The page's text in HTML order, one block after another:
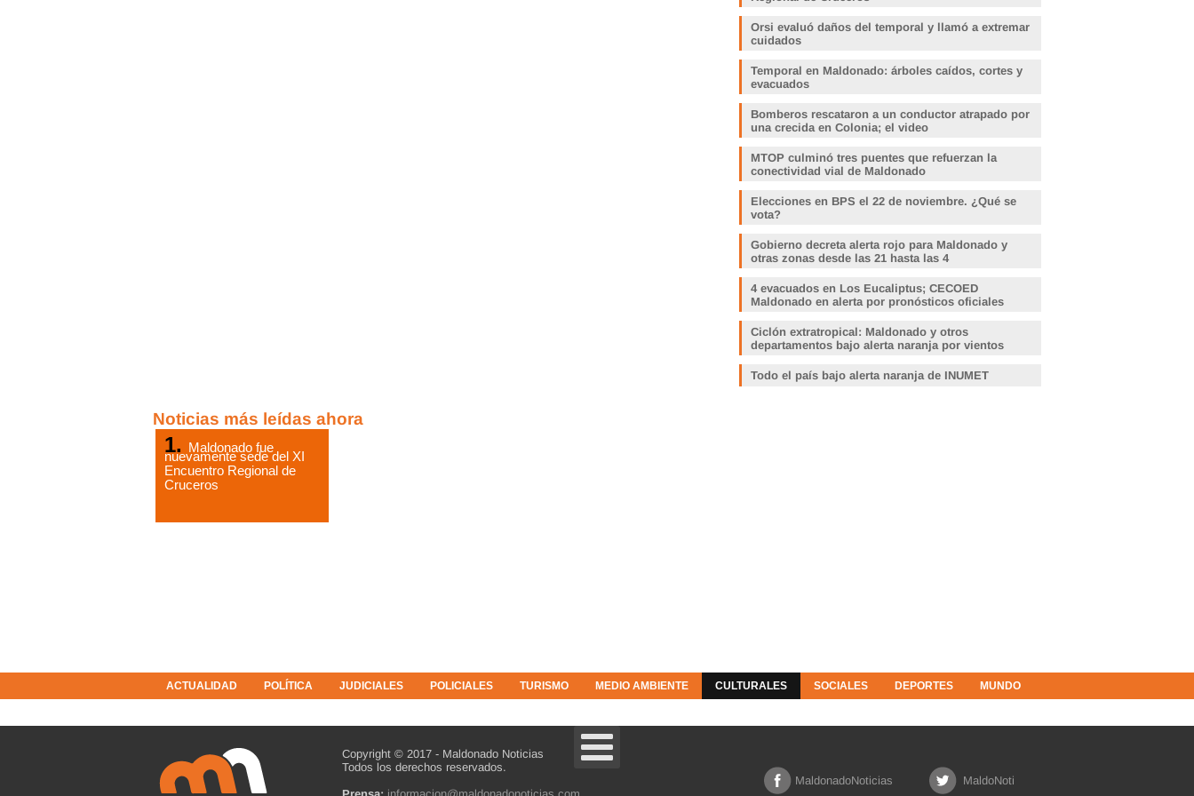
Orsi evaluó daños del temporal y llamó a extremar
cuidados
Temporal en Maldonado: árboles caídos, cortes y
evacuados
Bomberos rescataron a un conductor atrapado por
una crecida en Colonia; el video
MTOP culminó tres puentes que refuerzan la
conectividad vial de Maldonado
Elecciones en BPS el 22 de noviembre. ¿Qué se
vota?
Gobierno decreta alerta rojo para Maldonado y
otras zonas desde las 21 hasta las 4
4 evacuados en Los Eucaliptus; CECOED
Maldonado en alerta por pronósticos oficiales
Ciclón extratropical: Maldonado y otros
departamentos bajo alerta naranja por vientos
Todo el país bajo alerta naranja de INUMET
Noticias más leídas ahora
Maldonado fue
nuevamente sede del XI
Encuentro Regional de
Cruceros
ACTUALIDAD POLÍTICA JUDICIALES POLICIALES TURISMO MEDIO AMBIENTE CULTURALES SOCIALES DEPORTES MUNDO
Copyright © 2017 - Maldonado Noticias
Todos los derechos reservados.
MaldonadoNoticias MaldoNoti